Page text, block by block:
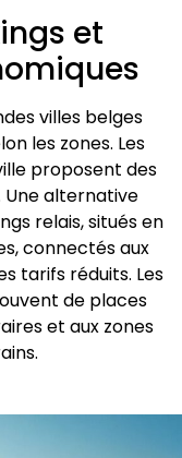
et
villes belges
les zones. Les
proposent des
Une alternative
relais, situés en
connectés aux
tarifs réduits. Les
de places
et aux zones